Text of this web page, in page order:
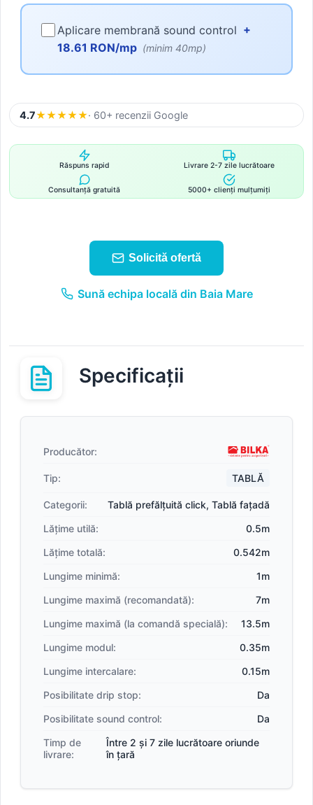
Aplicare membrană sound control +
18.61 RON/mp (minim 40mp)
4.7★★★★★· 60+ recenzii Google
Răspuns rapid Livrare 2-7 zile lucrătoare
Consultanță gratuită 5000+ clienți mulțumiți
Solicită ofertă
Sună echipa locală din Baia Mare
Specificații
Producător:
Tip: TABLĂ
Categorii: Tablă prefălțuită click, Tablă fațadă
Lățime utilă:
0.5m
Lățime totală:
0.542m
Lungime minimă:
1m
Lungime maximă (recomandată):
7m
Lungime maximă (la comandă specială):
13.5m
Lungime modul:
0.35m
Lungime intercalare:
0.15m
Posibilitate drip stop:
Da
Posibilitate sound control:
Da
Timp de
livrare:
Între 2 și 7 zile lucrătoare oriunde
în țară